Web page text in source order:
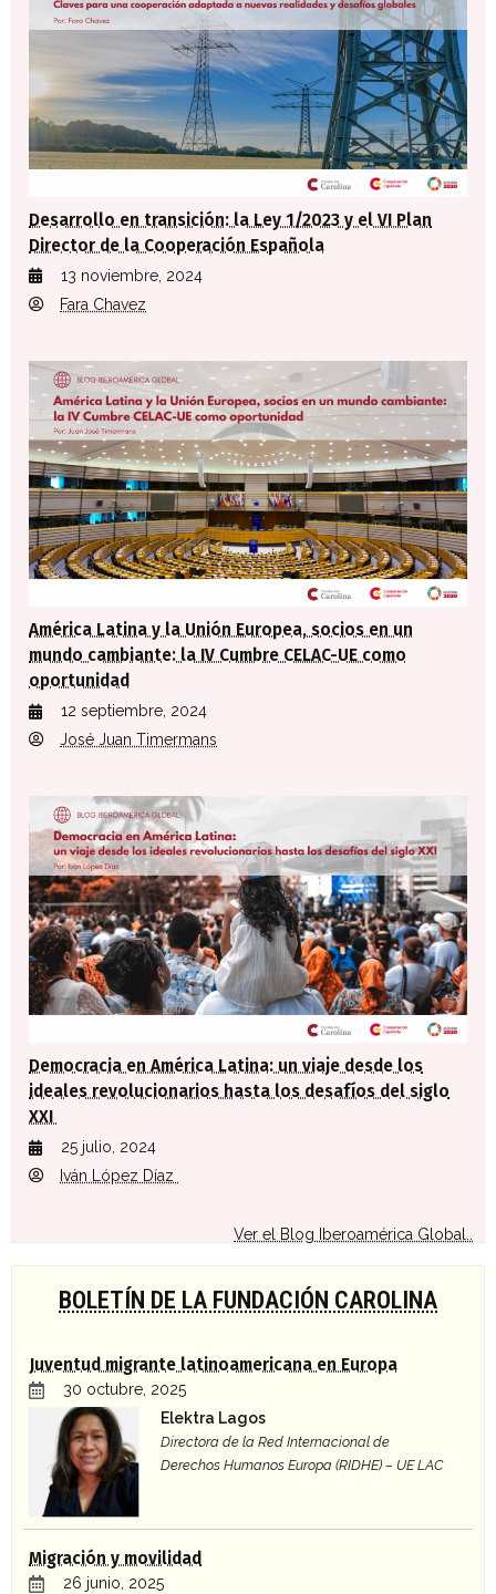
Desarrollo en transición: la Ley 1/2023 y el VI Plan
Director de la Cooperación Española
13 noviembre, 2024
Fara Chavez
América Latina y la Unión Europea, socios en un
mundo cambiante: la IV Cumbre CELAC-UE como
oportunidad
12 septiembre, 2024
José Juan Timermans
Democracia en América Latina: un viaje desde los
ideales revolucionarios hasta los desafíos del siglo
XXI
25 julio, 2024
Iván López Díaz
Ver el Blog Iberoamérica Global..
BOLETÍN DE LA FUNDACIÓN CAROLINA
Juventud migrante latinoamericana en Europa
30 octubre, 2025
Elektra Lagos
Directora de la Red Internacional de
Derechos Humanos Europa (RIDHE) – UE LAC
Migración y movilidad
26 junio, 2025